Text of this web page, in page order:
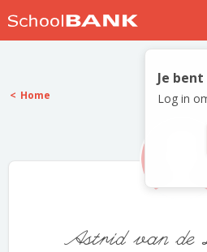
Nostalgische
Log in
Meld je
Je
Log in
Home
Astrid van de